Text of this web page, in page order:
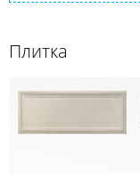
Плитка